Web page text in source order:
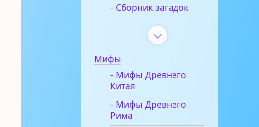
- Сборник загадок
Мифы
- Мифы Древнего
Китая
- Мифы Древнего
Рима